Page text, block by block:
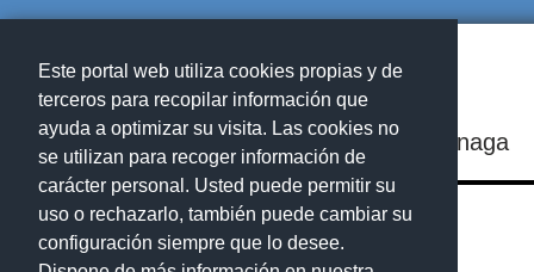
Este portal web utiliza cookies propias y de
terceros para recopilar información que
ayuda a optimizar su visita. Las cookies no
se utilizan para recoger información de
carácter personal. Usted puede permitir su
uso o rechazarlo, también puede cambiar su
configuración siempre que lo desee.
IES Playa de Arinaga